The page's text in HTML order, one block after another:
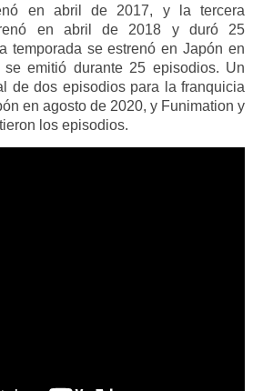
en abril de 2017, y la tercera
en abril de 2018 y duró 25
temporada se estrenó en Japón en
emitió durante 25 episodios. Un
de dos episodios para la franquicia
en agosto de 2020, y Funimation y
los episodios.